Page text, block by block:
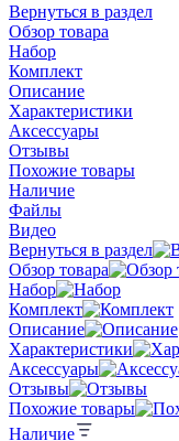
Вернуться в раздел
Обзор товара
Набор
Комплект
Описание
Характеристики
Аксессуары
Отзывы
Похожие товары
Наличие
Файлы
Видео
Вернуться в раздел
Обзор товара
Набор
Комплект
Описание
Характеристики
Аксессуары
Отзывы
Похожие товары
Наличие